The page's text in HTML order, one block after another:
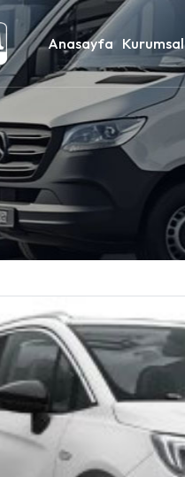
Anasayfa Kurumsal